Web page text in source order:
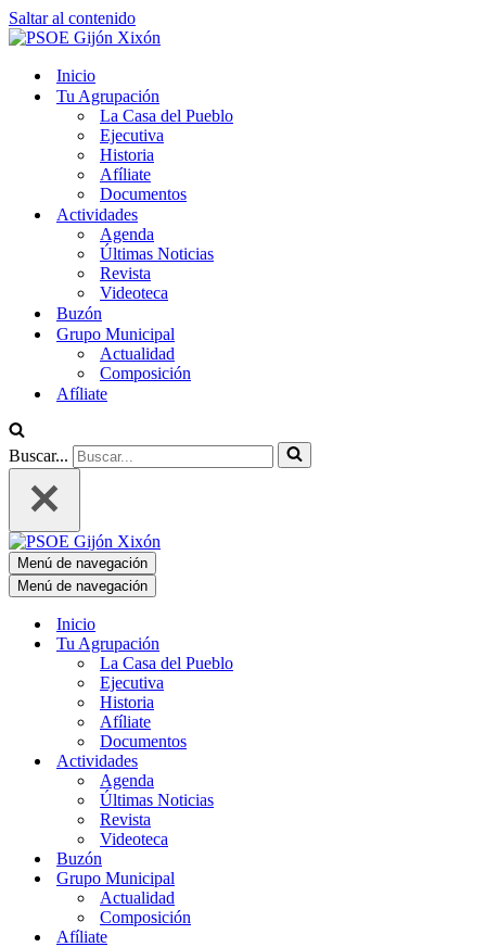
Saltar al contenido
Inicio
Tu Agrupación
La Casa del Pueblo
Ejecutiva
Historia
Afíliate
Documentos
Actividades
Agenda
Últimas Noticias
Revista
Videoteca
Buzón
Grupo Municipal
Actualidad
Composición
Afíliate
Buscar...
Menú de navegación
Menú de navegación
Inicio
Tu Agrupación
La Casa del Pueblo
Ejecutiva
Historia
Afíliate
Documentos
Actividades
Agenda
Últimas Noticias
Revista
Videoteca
Buzón
Grupo Municipal
Actualidad
Composición
Afíliate